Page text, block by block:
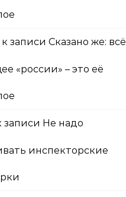
к записи Сказано же: всё
«россии» – это её
записи Не надо
инспекторские